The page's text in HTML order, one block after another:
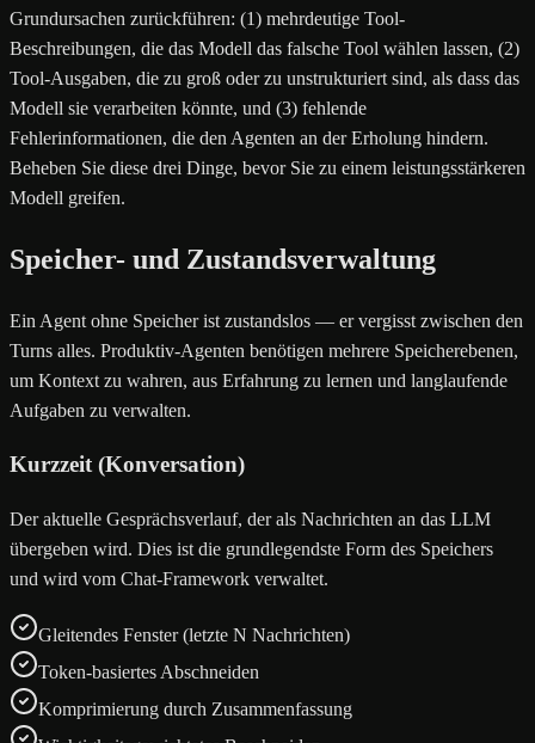
Grundursachen zurückführen: (1) mehrdeutige Tool-
Beschreibungen, die das Modell das falsche Tool wählen lassen, (2)
Tool-Ausgaben, die zu groß oder zu unstrukturiert sind, als dass das
Modell sie verarbeiten könnte, und (3) fehlende
Fehlerinformationen, die den Agenten an der Erholung hindern.
Beheben Sie diese drei Dinge, bevor Sie zu einem leistungsstärkeren
Modell greifen.
Speicher- und Zustandsverwaltung
Ein Agent ohne Speicher ist zustandslos — er vergisst zwischen den
Turns alles. Produktiv-Agenten benötigen mehrere Speicherebenen,
um Kontext zu wahren, aus Erfahrung zu lernen und langlaufende
Aufgaben zu verwalten.
Kurzzeit (Konversation)
Der aktuelle Gesprächsverlauf, der als Nachrichten an das LLM
übergeben wird. Dies ist die grundlegendste Form des Speichers
und wird vom Chat-Framework verwaltet.
Gleitendes Fenster (letzte N Nachrichten)
Token-basiertes Abschneiden
Komprimierung durch Zusammenfassung